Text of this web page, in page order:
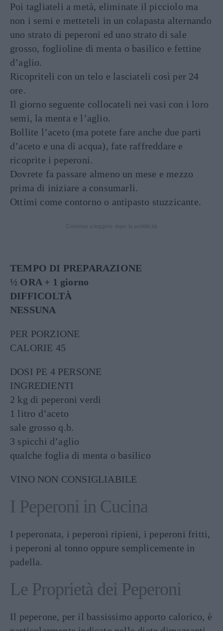
Poi tagliateli a metà, eliminate il picciolo ma
non i semi e metteteli in un colapasta alternando
uno strato di peperoni ed uno strato di sale
grosso, foglioline di menta o basilico e fettine
d’aglio.
Ricopriteli con un telo e lasciateli così per 24
ore.
Il giorno seguente collocateli nei vasi con i loro
semi, la menta e l’aglio.
Bollite l’aceto (ma potete fare anche due parti
d’aceto e una di acqua), fate raffreddare e
ricoprite i peperoni.
Dovrete fa passare almeno un mese e mezzo
prima di iniziare a consumarli.
Ottimi come contorno o antipasto stuzzicante.
TEMPO DI PREPARAZIONE
½ ORA + 1 giorno
DIFFICOLTÀ
NESSUNA
PER PORZIONE
CALORIE 45
DOSI PE 4 PERSONE
INGREDIENTI
2 kg di peperoni verdi
1 litro d’aceto
sale grosso q.b.
3 spicchi d’aglio
qualche foglia di menta o basilico
VINO NON CONSIGLIABILE
I Peperoni in Cucina
I peperonata, i peperoni ripieni, i peperoni fritti,
i peperoni al tonno oppure semplicemente in
padella.
Le Proprietà dei Peperoni
Il peperone, per il bassissimo apporto calorico, è